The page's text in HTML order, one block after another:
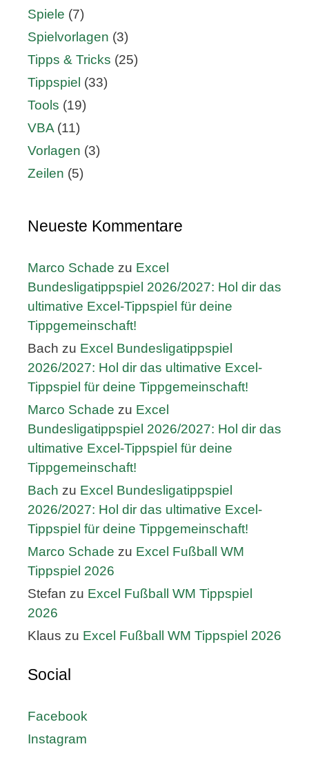
Spiele (7)
Spielvorlagen (3)
Tipps & Tricks (25)
Tippspiel (33)
Tools (19)
VBA (11)
Vorlagen (3)
Zeilen (5)
Neueste Kommentare
Marco Schade zu Excel
Bundesligatippspiel 2026/2027: Hol dir das
ultimative Excel-Tippspiel für deine
Tippgemeinschaft!
Bach zu Excel Bundesligatippspiel
2026/2027: Hol dir das ultimative Excel-
Tippspiel für deine Tippgemeinschaft!
Marco Schade zu Excel
Bundesligatippspiel 2026/2027: Hol dir das
ultimative Excel-Tippspiel für deine
Tippgemeinschaft!
Bach zu Excel Bundesligatippspiel
2026/2027: Hol dir das ultimative Excel-
Tippspiel für deine Tippgemeinschaft!
Marco Schade zu Excel Fußball WM
Tippspiel 2026
Stefan zu Excel Fußball WM Tippspiel
2026
Klaus zu Excel Fußball WM Tippspiel 2026
Social
Facebook
Instagram